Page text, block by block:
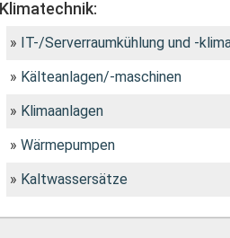
Klimatechnik:
IT-/Serverraumkühlung und -
Kälteanlagen/-maschinen
Klimaanlagen
Wärmepumpen
Kaltwassersätze